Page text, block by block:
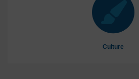
Culture